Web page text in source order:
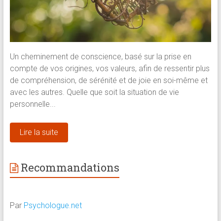
Un cheminement de conscience, basé sur la prise en
compte de vos origines, vos valeurs, afin de ressentir plus
de compréhension, de sérénité et de joie en soi-même et
avec les autres. Quelle que soit la situation de vie
personnelle...
Lire la suite
Recommandations
Par Psychologue.net